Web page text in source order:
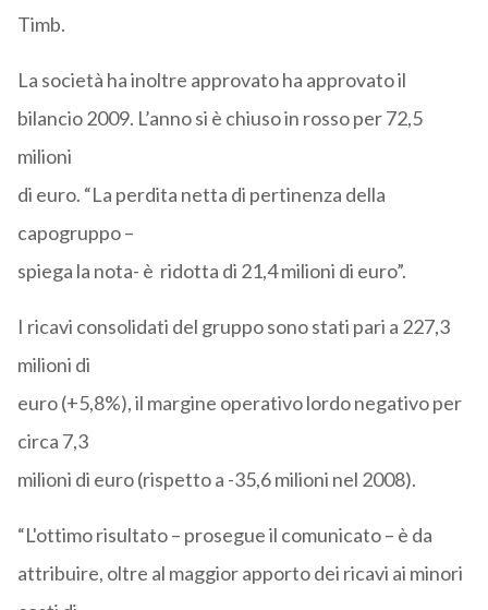
Timb.
La società ha inoltre approvato ha approvato il
bilancio 2009. L’anno si è chiuso in rosso per 72,5
milioni
di euro. “La perdita netta di pertinenza della
capogruppo –
spiega la nota- è ridotta di 21,4 milioni di euro”.
I ricavi consolidati del gruppo sono stati pari a 227,3
milioni di
euro (+5,8%), il margine operativo lordo negativo per
circa 7,3
milioni di euro (rispetto a -35,6 milioni nel 2008).
“L'ottimo risultato – prosegue il comunicato – è da
attribuire, oltre al maggior apporto dei ricavi ai minori